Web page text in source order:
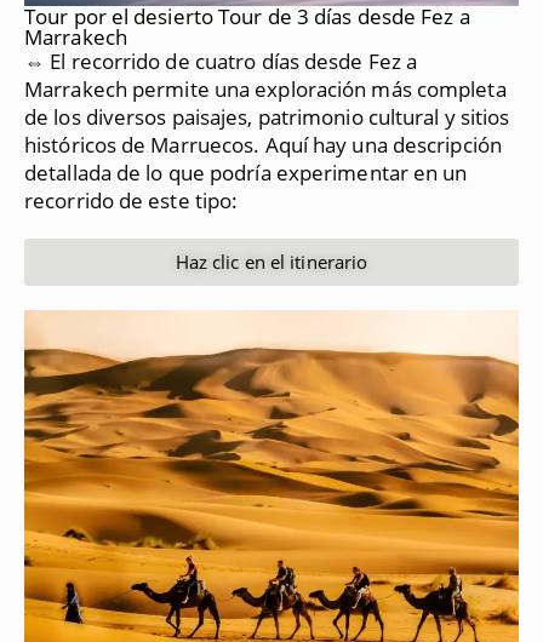
Tour por el desierto Tour de 3 días desde Fez a
Marrakech
⇔ El recorrido de cuatro días desde Fez a
Marrakech permite una exploración más completa
de los diversos paisajes, patrimonio cultural y sitios
históricos de Marruecos. Aquí hay una descripción
detallada de lo que podría experimentar en un
recorrido de este tipo:
Haz clic en el itinerario